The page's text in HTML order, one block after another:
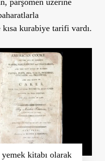
kurabiye tarifi vardı.
kitabı olarak